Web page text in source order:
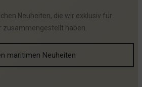
Neuheiten, die wir exklusiv für
zusammengestellt haben.
maritimen Neuheiten